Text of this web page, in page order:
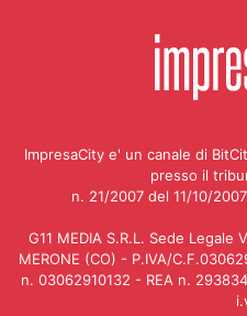
ImpresaCity e' un canale di
presso il
n. 21/2007 del 11/10/
G11 MEDIA S.R.L. Sede Legale
MERONE (CO) - P.IVA/
n. 03062910132 - REA n.